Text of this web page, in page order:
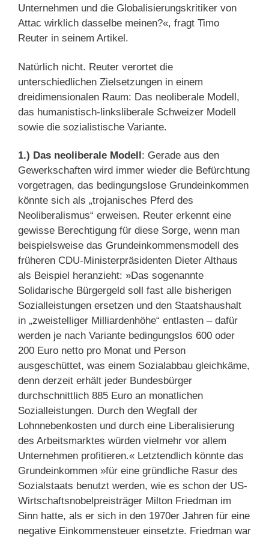
Unternehmen und die Globalisierungskritiker von
Attac wirklich dasselbe meinen?«, fragt Timo
Reuter in seinem Artikel.
Natürlich nicht. Reuter verortet die
unterschiedlichen Zielsetzungen in einem
dreidimensionalen Raum: Das neoliberale Modell,
das humanistisch-linksliberale Schweizer Modell
sowie die sozialistische Variante.
1.) Das neoliberale Modell: Gerade aus den
Gewerkschaften wird immer wieder die Befürchtung
vorgetragen, das bedingungslose Grundeinkommen
könnte sich als „trojanisches Pferd des
Neoliberalismus“ erweisen. Reuter erkennt eine
gewisse Berechtigung für diese Sorge, wenn man
beispielsweise das Grundeinkommensmodell des
früheren CDU-Ministerpräsidenten Dieter Althaus
als Beispiel heranzieht: »Das sogenannte
Solidarische Bürgergeld soll fast alle bisherigen
Sozialleistungen ersetzen und den Staatshaushalt
in „zweistelliger Milliardenhöhe“ entlasten – dafür
werden je nach Variante bedingungslos 600 oder
200 Euro netto pro Monat und Person
ausgeschüttet, was einem Sozialabbau gleichkäme,
denn derzeit erhält jeder Bundesbürger
durchschnittlich 885 Euro an monatlichen
Sozialleistungen. Durch den Wegfall der
Lohnnebenkosten und durch eine Liberalisierung
des Arbeitsmarktes würden vielmehr vor allem
Unternehmen profitieren.« Letztendlich könnte das
Grundeinkommen »für eine gründliche Rasur des
Sozialstaats benutzt werden, wie es schon der US-
Wirtschaftsnobelpreisträger Milton Friedman im
Sinn hatte, als er sich in den 1970er Jahren für eine
negative Einkommensteuer einsetzte. Friedman war